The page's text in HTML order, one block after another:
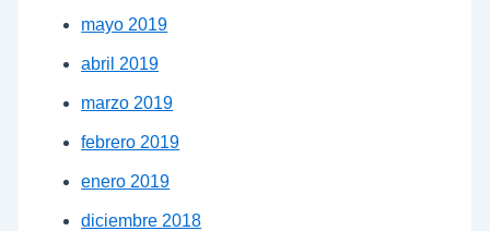
mayo 2019
abril 2019
marzo 2019
febrero 2019
enero 2019
diciembre 2018